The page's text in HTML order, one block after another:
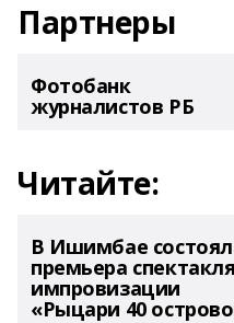
Партнеры
Фотобанк
журналистов РБ
Читайте:
В Ишимбае
премьера
импровизации
«Рыцари 40